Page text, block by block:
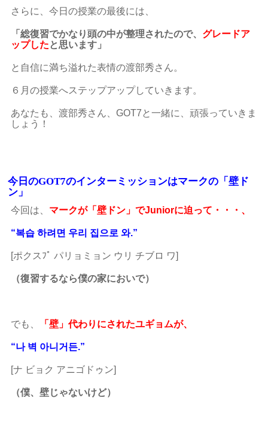
さらに、今日の授業の最後には、
「総復習でかなり頭の中が整理されたので、 グレードア
ップしたと思います」
と自信に満ち溢れた表情の渡部秀さん。
６月の授業へステップアップしていきます。
あなたも、渡部秀さん、GOT7と一緒に、頑張っていきま
しょう！
今日のGOT7のインターミッションはマークの「壁ド
ン」
今回は、 マークが「壁ドン」でJuniorに迫って・・・、
“복습 하려면 우리 집으로 와.”
[ポクスﾌﾟ パリョミョン ウリ チブロ ワ]
（復習するなら僕の家においで）
でも、 「壁」代わりにされたユギョムが、
“나 벽 아니거든.”
[ナ ビョク アニゴドゥン]
（僕、壁じゃないけど）